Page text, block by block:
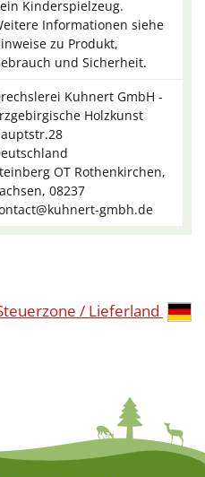
Kinderspielzeug.
Informationen siehe
zu Produkt,
und Sicherheit.
Kuhnert GmbH -
Holzkunst
OT Rothenkirchen,
08237
gmbh.de
/ Lieferland